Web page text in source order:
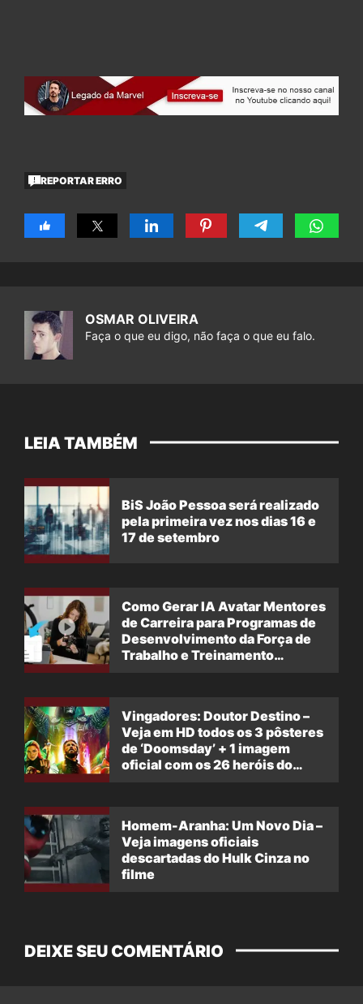
REPORTAR ERRO
OSMAR OLIVEIRA
Faça o que eu digo, não faça o que eu falo.
LEIA TAMBÉM
BiS João Pessoa será realizado
pela primeira vez nos dias 16 e
17 de setembro
Como Gerar IA Avatar Mentores
de Carreira para Programas de
Desenvolvimento da Força de
Trabalho e Treinamento
Vingadores: Doutor Destino –
Veja em HD todos os 3 pôsteres
de ‘Doomsday’ + 1 imagem
oficial com os 26 heróis do
Homem-Aranha: Um Novo Dia –
Veja imagens oficiais
descartadas do Hulk Cinza no
filme
DEIXE SEU COMENTÁRIO